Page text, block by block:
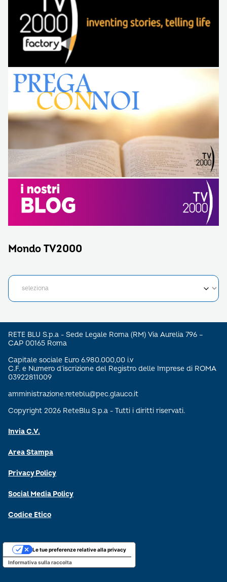
Mondo TV2000
RETE BLU S.p.a - Sede Legale Roma (RM) Via Aurelia 796 –
CAP 00165 Roma
Capitale sociale Euro 6.980.000,00 i.v
C.F. e Numero d’iscrizione del Registro delle Imprese di ROMA
03922811009
amministrazione.reteblu@pec.glauco.it
Copyright 2026 ReteBlu S.p.a - Tutti i diritti riservati.
Invia C.V.
Area Stampa
Privacy Policy
Social Media Policy
Codice Etico
Informativa sulla raccolta
Le tue preferenze relative alla privacy